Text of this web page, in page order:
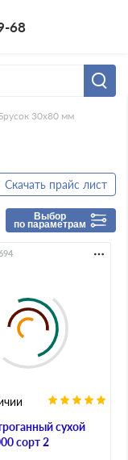
68
30x80 мм
Скачать прайс лист
Выбор
по параметрам
сухой
сорт 2